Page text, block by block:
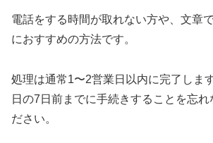
電話をする時間が取れない方や、文章
におすすめの方法です。
処理は通常1〜2営業日以内に完了しま
日の7日前までに手続きすることを忘れ
ださい。